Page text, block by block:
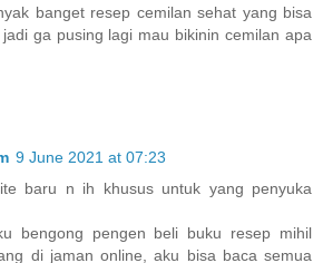
banget resep cemilan sehat yang bisa
ga pusing lagi mau bikinin cemilan apa
9 June 2021 at 07:23
baru n ih khusus untuk yang penyuka
bengong pengen beli buku resep mihil
di jaman online, aku bisa baca semua